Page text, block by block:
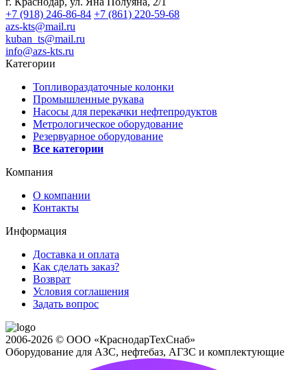
+7 (918) 246-86-84 +7 (861) 220-59-68
azs-kts@mail.ru
kuban_ts@mail.ru
info@azs-kts.ru
Категории
Топливораздаточные колонки
Промышленные рукава
Насосы для перекачки нефтепродуктов
Метрологическое оборудование
Резервуарное оборудование
Все категории
Компания
О компании
Контакты
Информация
Доставка и оплата
Как сделать заказ?
Возврат
Условия соглашения
Задать вопрос
2006-2026 © ООО «КраснодарТехСнаб»
Оборудование для АЗС, нефтебаз, АГЗС и комплектующие